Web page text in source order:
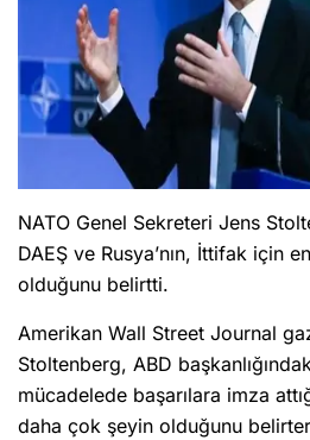
NATO Genel Sekreteri Jens
DAEŞ ve Rusya’nın, İttifak için
olduğunu belirtti.
Amerikan Wall Street Journal
Stoltenberg, ABD
mücadelede başarılara imza
daha çok şeyin olduğunu